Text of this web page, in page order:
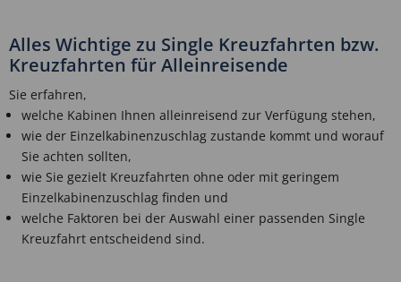
Alles Wichtige zu Single Kreuzfahrten bzw.
Kreuzfahrten für Alleinreisende
Sie erfahren,
welche Kabinen Ihnen alleinreisend zur Verfügung stehen,
wie der Einzelkabinenzuschlag zustande kommt und worauf
Sie achten sollten,
wie Sie gezielt Kreuzfahrten ohne oder mit geringem
Einzelkabinenzuschlag finden und
welche Faktoren bei der Auswahl einer passenden Single
Kreuzfahrt entscheidend sind.